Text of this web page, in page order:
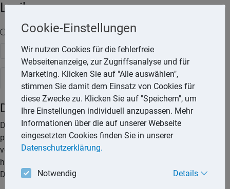
Lexika
Volltext-Suche in den Lexika
Suchen
Rechtslexikon
Datenschutzrechte
Der Schutz von Personen bei der Verarbeitung
personenbezogener Daten ist ein Grundrecht. Durch
verschiedene, gesetzlich verankerte Rechte und Ansprüche
hat der Betroffene jedoch die Möglichkeit, seine persönlichen
Daten vor Missbrauch zu schützen.
Cookie-Einstellungen
Wir nutzen Cookies für die fehlerfreie
Webseitenanzeige, zur Zugriffsanalyse und für
Marketing. Klicken Sie auf "Alle auswählen",
stimmen Sie damit dem Einsatz von Cookies für
diese Zwecke zu. Klicken Sie auf "Speichern", um
Ihre Einstellungen individuell anzupassen. Mehr
Informationen über die auf unserer Webseite
eingesetzten Cookies finden Sie in unserer
Datenschutzerklärung.
Notwendig Details